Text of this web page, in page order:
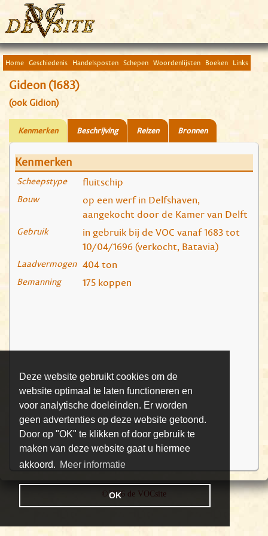
Deze website gebruikt cookies om de
website optimaal te laten functioneren en
voor analytische doeleinden. Er worden
geen advertenties op deze website getoond.
Door op "OK" te klikken of door gebruik te
maken van deze website gaat u hiermee
akkoord. Meer informatie
OK
Home Geschiedenis Handelsposten Schepen Woordenlijsten Boeken Links
Gideon (1683)
(ook Gidion)
Kenmerken Beschrijving Reizen Bronnen
Kenmerken
Scheepstype fluitschip
Bouw
op een werf in Delfshaven,
aangekocht door de Kamer van Delft
Gebruik
in gebruik bij de VOC vanaf 1683 tot
10/04/1696 (verkocht, Batavia)
Laadvermogen 404 ton
Bemanning 175 koppen
©2026 de VOCsite